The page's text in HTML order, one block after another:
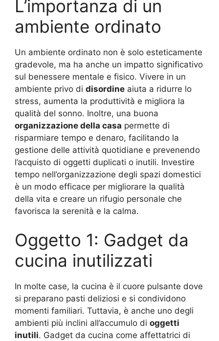
L’importanza di un
ambiente ordinato
Un ambiente ordinato non è solo esteticamente
gradevole, ma ha anche un impatto significativo
sul benessere mentale e fisico. Vivere in un
ambiente privo di disordine aiuta a ridurre lo
stress, aumenta la produttività e migliora la
qualità del sonno. Inoltre, una buona
organizzazione della casa permette di
risparmiare tempo e denaro, facilitando la
gestione delle attività quotidiane e prevenendo
l’acquisto di oggetti duplicati o inutili. Investire
tempo nell’organizzazione degli spazi domestici
è un modo efficace per migliorare la qualità
della vita e creare un rifugio personale che
favorisca la serenità e la calma.
Oggetto 1: Gadget da
cucina inutilizzati
In molte case, la cucina è il cuore pulsante dove
si preparano pasti deliziosi e si condividono
momenti familiari. Tuttavia, è anche uno degli
ambienti più inclini all’accumulo di oggetti
inutili. Gadget da cucina come affettatrici di